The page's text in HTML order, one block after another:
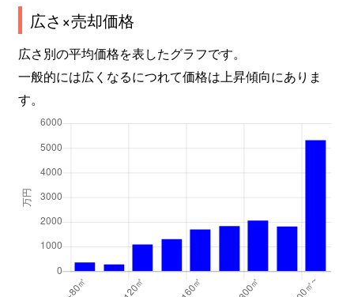
広さ×売却価格
広さ別の平均価格を表したグラフです。
一般的には広くなるにつれて価格は上昇傾向にありま
す。